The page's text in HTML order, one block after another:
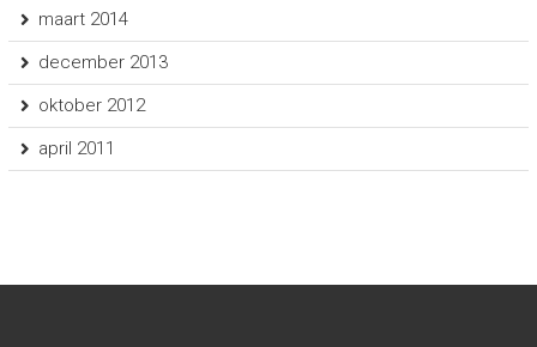
maart 2014
december 2013
oktober 2012
april 2011